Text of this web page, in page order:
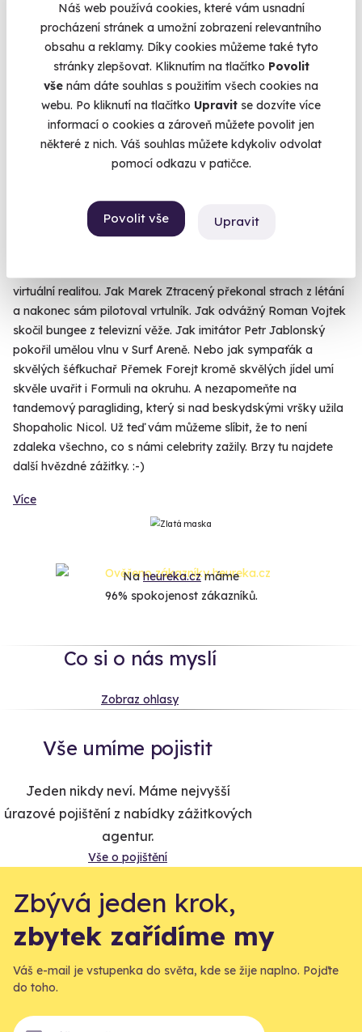
Náš web používá cookies, které vám usnadní
procházení stránek a umožní zobrazení relevantního
obsahu a reklamy. Díky cookies můžeme také tyto
stránky zlepšovat. Kliknutím na tlačítko Povolit
vše nám dáte souhlas s použitím všech cookies na
webu. Po kliknutí na tlačítko Upravit se dozvíte více
informací o cookies a zároveň můžete povolit jen
některé z nich. Váš souhlas můžete kdykoliv odvolat
pomocí odkazu v patičce.
Povolit vše Upravit
To si nás takhle jednou našel Karel Kašák, toho času
moderátor počasí a Snídaně s Novou, abychom mu zajistili
přísun pořádných zážitků. A jelikož je to adrenalinový šílenec
a hyperaktivní blázen, tak netrvalo dlouho a vznikla rubrika
Kašákovy extrémy resp. Adrenalinová výzva v pořadu TV
Nova Život ve hvězdách. Tam si Karel zve známé tváře, aby
překonávaly svoje strachy, posouvaly hranice nemožného a
hlavně - aby zažily nezapomenutelné. Mrkněte, jak Miss
Andrea Bezděková vyskočila z balónu. Jak se Matěj Ruppert
a Lamborghini na letištním sprintu. Jak Jakub Kohák krmil lvy
a medvědy v brněnské ZOO. Jak Anička Slováčková
virtuální realitou. Jak Marek Ztracený překonal strach z létání
a nakonec sám pilotoval vrtulník. Jak odvážný Roman Vojtek
skočil bungee z televizní věže. Jak imitátor Petr Jablonský
pokořil umělou vlnu v Surf Areně. Nebo jak sympaťák a
skvělých šéfkuchař Přemek Forejt kromě skvělých jídel umí
skvěle uvařit i Formuli na okruhu. A nezapomeňte na
tandemový paragliding, který si nad beskydskými vršky užila
Shopaholic Nicol. Už teď vám můžeme slíbit, že to není
zdaleka všechno, co s námi celebrity zažily. Brzy tu najdete
další hvězdné zážitky. :-)
Více
Naheureka.czmáme
96% spokojenost zákazníků.
Co si o nás myslí
Zobraz ohlasy
Vše umíme pojistit
Jeden nikdy neví. Máme nejvyšší
úrazové pojištění z nabídky zážitkových
agentur.
Vše o pojištění
Zbývá jeden krok,
zbytek zařídíme my
Váš e-mail je vstupenka do světa, kde se žije naplno. Pojďte
do toho.